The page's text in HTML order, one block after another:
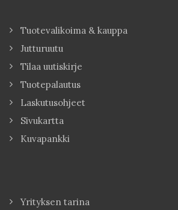
Tuotevalikoima & kauppa
Jutturuutu
Tilaa uutiskirje
Tuotepalautus
Laskutusohjeet
Sivukartta
Kuvapankki
Yrityksen tarina